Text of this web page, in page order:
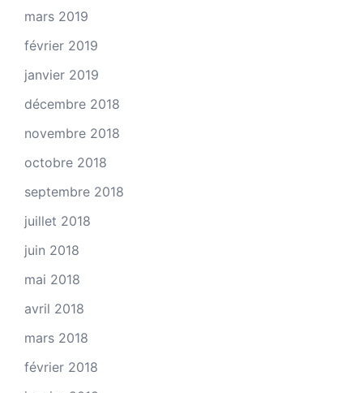
mars 2019
février 2019
janvier 2019
décembre 2018
novembre 2018
octobre 2018
septembre 2018
juillet 2018
juin 2018
mai 2018
avril 2018
mars 2018
février 2018